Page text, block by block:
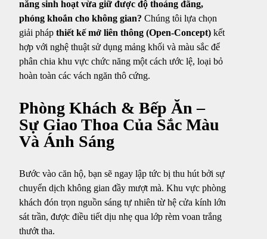
năng sinh hoạt vừa giữ được độ thoáng đãng,
phóng khoắn cho không gian? Chúng tôi lựa chọn
giải pháp thiết kế mở liên thông (Open-Concept) kết
hợp với nghệ thuật sử dụng mảng khối và màu sắc để
phân chia khu vực chức năng một cách ước lệ, loại bỏ
hoàn toàn các vách ngăn thô cứng.
Phòng Khách & Bếp Ăn –
Sự Giao Thoa Của Sắc Màu
Và Ánh Sáng
Bước vào căn hộ, bạn sẽ ngay lập tức bị thu hút bởi sự
chuyển dịch không gian đầy mượt mà. Khu vực phòng
khách đón trọn nguồn sáng tự nhiên từ hệ cửa kính lớn
sát trần, được điều tiết dịu nhẹ qua lớp rèm voan trắng
thướt tha.